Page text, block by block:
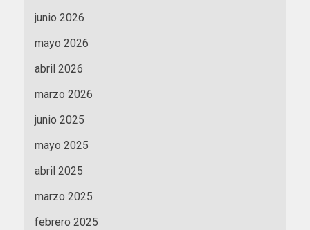
junio 2026
mayo 2026
abril 2026
marzo 2026
junio 2025
mayo 2025
abril 2025
marzo 2025
febrero 2025